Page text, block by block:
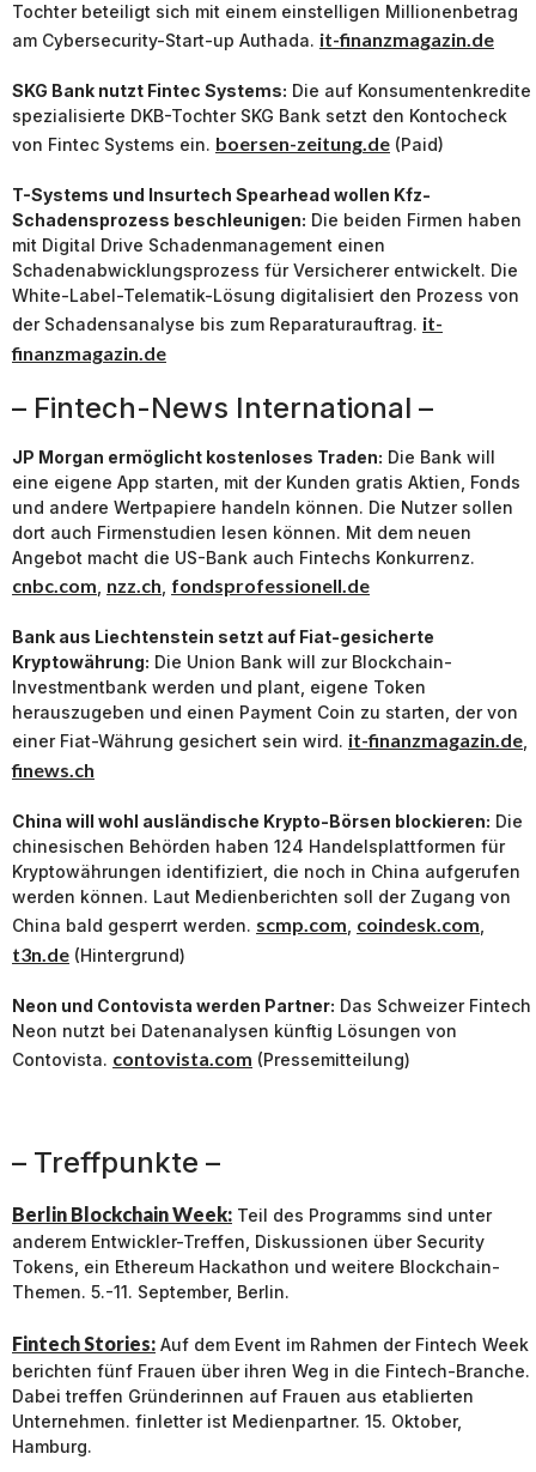
Tochter beteiligt sich mit einem einstelligen Millionenbetrag
am Cybersecurity-Start-up Authada. it-finanzmagazin.de
SKG Bank nutzt Fintec Systems: Die auf Konsumentenkredite
spezialisierte DKB-Tochter SKG Bank setzt den Kontocheck
von Fintec Systems ein. boersen-zeitung.de (Paid)
T-Systems und Insurtech Spearhead wollen Kfz-
Schadensprozess beschleunigen: Die beiden Firmen haben
mit Digital Drive Schadenmanagement einen
Schadenabwicklungsprozess für Versicherer entwickelt. Die
Whi­te-La­bel-Te­le­ma­tik-Lö­sung digitalisiert den Pro­zess von
der Scha­den­sana­ly­se bis zum Re­pa­ra­tur­auf­trag. it-
finanzmagazin.de
– Fintech-News International –
JP Morgan ermöglicht kostenloses Traden: Die Bank will
eine eigene App starten, mit der Kunden gratis Aktien, Fonds
und andere Wertpapiere handeln können. Die Nutzer sollen
dort auch Firmenstudien lesen können. Mit dem neuen
Angebot macht die US-Bank auch Fintechs Konkurrenz.
cnbc.com nzz.ch fondsprofessionell.de
Bank aus Liechtenstein setzt auf Fiat-gesicherte
Kryptowährung: Die Union Bank will zur Blockchain-
Investmentbank werden und plant, eigene Token
herauszugeben und einen Payment Coin zu starten, der von
einer Fiat-Währung gesichert sein wird. it-finanzmagazin.de
finews.ch
China will wohl ausländische Krypto-Börsen blockieren: Die
chinesischen Behörden haben 124 Handelsplattformen für
Kryptowährungen identifiziert, die noch in China aufgerufen
werden können. Laut Medienberichten soll der Zugang von
China bald gesperrt werden. scmp.com coindesk.com
t3n.de (Hintergrund)
Neon und Contovista werden Partner: Das Schweizer Fintech
Neon nutzt bei Datenanalysen künftig Lösungen von
Contovista. contovista.com (Pressemitteilung)
– Treffpunkte –
Berlin Blockchain Week: Teil des Programms sind unter
anderem Entwickler-Treffen, Diskussionen über Security
Tokens, ein Ethereum Hackathon und weitere Blockchain-
Themen. 5.-11. September, Berlin.
Fintech Stories: Auf dem Event im Rahmen der Fintech Week
berichten fünf Frauen über ihren Weg in die Fintech-Branche.
Dabei treffen Gründerinnen auf Frauen aus etablierten
Unternehmen. finletter ist Medienpartner. 15. Oktober,
Hamburg.